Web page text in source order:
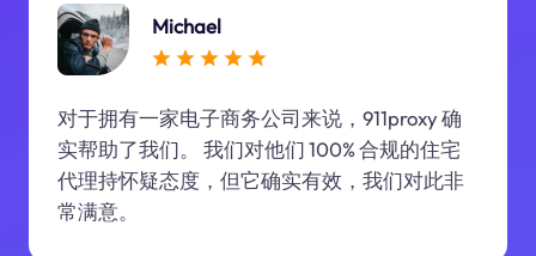
Michael
对于拥有一家电子商务公司来说，911proxy 确
实帮助了我们。 我们对他们 100% 合规的住宅
代理持怀疑态度，但它确实有效，我们对此非
常满意。